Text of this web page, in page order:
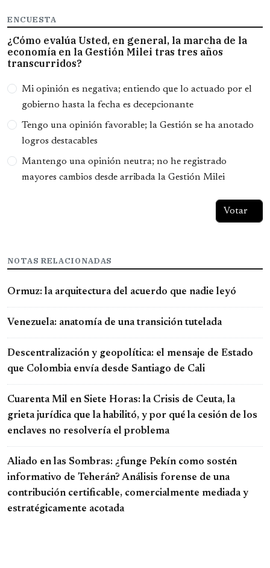
ENCUESTA
¿Cómo evalúa Usted, en general, la marcha de la
economía en la Gestión Milei tras tres años
transcurridos?
Opciones
Mi opinión es negativa; entiendo que lo actuado por el
gobierno hasta la fecha es decepcionante
Tengo una opinión favorable; la Gestión se ha anotado
logros destacables
Mantengo una opinión neutra; no he registrado
mayores cambios desde arribada la Gestión Milei
NOTAS RELACIONADAS
Ormuz: la arquitectura del acuerdo que nadie leyó
Venezuela: anatomía de una transición tutelada
Descentralización y geopolítica: el mensaje de Estado
que Colombia envía desde Santiago de Cali
Cuarenta Mil en Siete Horas: la Crisis de Ceuta, la
grieta jurídica que la habilitó, y por qué la cesión de los
enclaves no resolvería el problema
Aliado en las Sombras: ¿funge Pekín como sostén
informativo de Teherán? Análisis forense de una
contribución certificable, comercialmente mediada y
estratégicamente acotada